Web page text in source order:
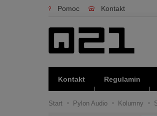
Pomoc Kontakt
Kontakt Regulamin
Start Pylon Audio Kolumny